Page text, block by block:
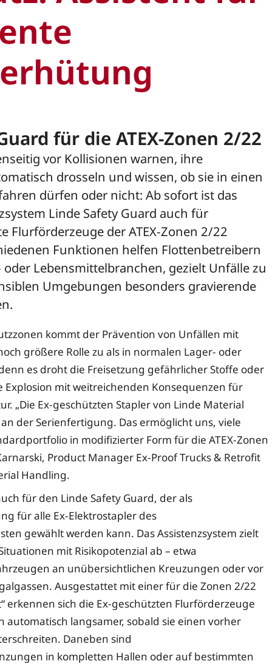
für die ATEX-Zonen 2/22
vor Kollisionen warnen, ihre
drosseln und wissen, ob sie in einen
dürfen oder nicht: Ab sofort ist das
Linde Safety Guard auch für
Flurförderzeuge der ATEX-Zonen 2/22
Funktionen helfen Flottenbetreibern
oder Lebensmittelbranchen, gezielt Unfälle zu
Umgebungen besonders gravierende
kommt der Prävention von Unfällen mit
größere Rolle zu als in normalen Lager- oder
es droht die Freisetzung gefährlicher Stoffe oder
Explosion mit weitreichenden Konsequenzen für
„Die Ex-geschützten Stapler von Linde Material
der Serienfertigung. Das ermöglicht uns, viele
in modifizierter Form für die ATEX-Zonen
Product Manager Ex-Proof Trucks & Retrofit
Handling.
für den Linde Safety Guard, der als
für alle Ex-Elektrostapler des
gewählt werden kann. Das Assistenzsystem zielt
mit Risikopotenzial ab – etwa
an unübersichtlichen Kreuzungen oder vor
Ausgestattet mit einer für die Zonen 2/22
erkennen sich die Ex-geschützten Flurförderzeuge
automatisch langsamer, sobald sie einen vorher
Daneben sind
in kompletten Hallen oder auf bestimmten